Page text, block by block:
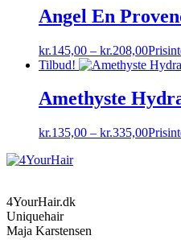
Angel En
kr.145,00 – kr.208,00
Tilbud!
Amethyste
kr.135,00 – kr.335,00
4YourHair.dk
Uniquehair
Maja Karstensen